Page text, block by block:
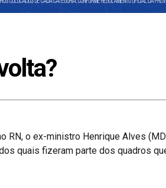
RN, o ex-ministro Henrique Alves
quais fizeram parte dos quadros